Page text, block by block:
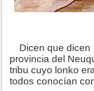
Dicen que dicen
provincia del
tribu cuyo lonko
todos conocían